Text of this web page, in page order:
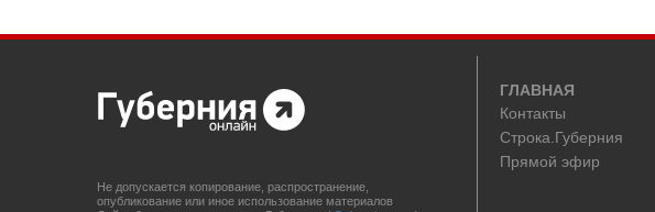
Не допускается копирование, распространение,
опубликование или иное использование материалов
ГЛАВНАЯ
Контакты
Строка.Губерния
Прямой эфир